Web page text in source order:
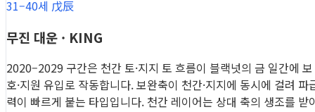
31–40세 戊辰
무진 대운 · KING
2020–2029 구간은 천간 토·지지 토 흐름이 블랙넛의 금 일간에 보
호·지원 유입로 작동합니다. 보완축이 천간·지지에 동시에 걸려 파
력이 빠르게 붙는 타입입니다. 천간 레이어는 상대 축의 생조를 받